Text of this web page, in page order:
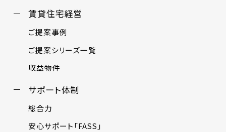
賃貸住宅経営
ご提案事例
ご提案シリーズ一覧
収益物件
サポート体制
総合力
安心サポート「FASS」